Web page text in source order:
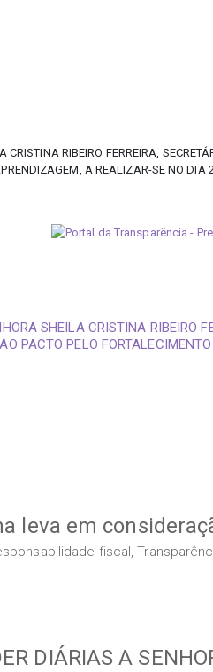
RIBEIRO FERREIRA,
A REALIZAR-SE NO
SHEILA CRISTINA RIBEIRO
PACTO PELO
leva em
fiscal,
DIÁRIAS A